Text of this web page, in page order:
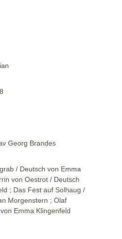
Georg Brandes
/ Deutsch von Emma
von Oestrot / Deutsch
; Das Fest auf Solhaug /
Morgenstern ; Olaf
Emma Klingenfeld